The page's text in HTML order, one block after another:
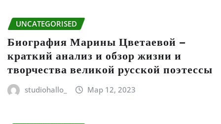
UNCATEGORISED
Биография Марины Цветаевой –
краткий анализ и обзор жизни и
творчества великой русской поэтессы
studiohallo_ Мар 12, 2023